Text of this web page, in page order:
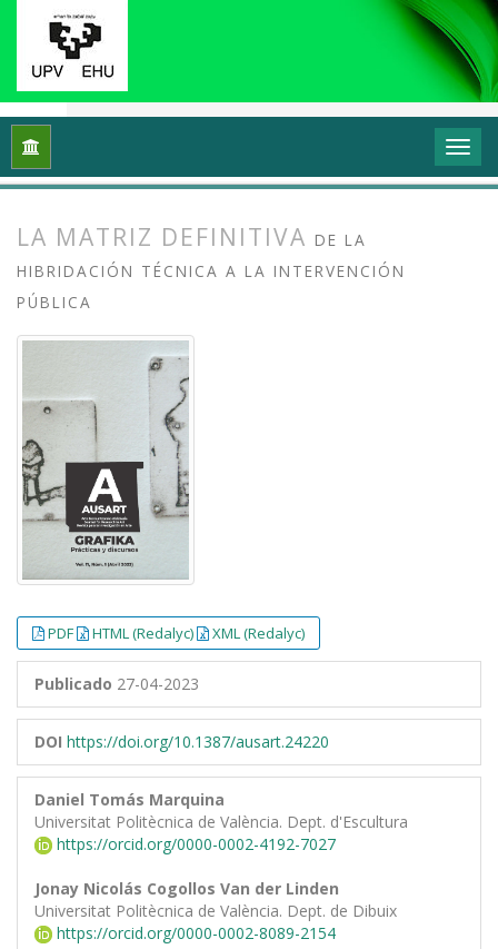
Inicio Vol. 11 Núm. 1 (2023): Grafika: Prácticas y
LA MATRIZ DEFINITIVA DE LA
HIBRIDACIÓN TÉCNICA A LA INTERVENCIÓN
PÚBLICA
PDF HTML (Redalyc) XML (Redalyc)
Publicado 27-04-2023
DOI https://doi.org/10.1387/ausart.24220
Daniel Tomás Marquina
Universitat Politècnica de València. Dept. d'Escultura
https://orcid.org/0000-0002-4192-7027
Jonay Nicolás Cogollos Van der Linden
Universitat Politècnica de València. Dept. de Dibuix
https://orcid.org/0000-0002-8089-2154